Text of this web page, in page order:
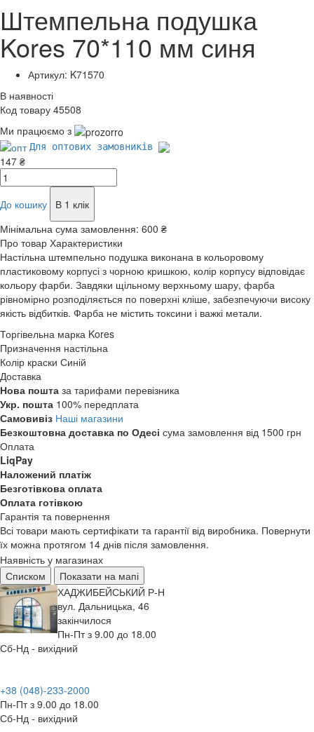
Штемпельна подушка
Kores 70*110 мм синя
Артикул: K71570
В наявності
Код товару 45508
Ми працюємо з
Для оптових замовників
147 ₴
До кошику
В 1 клік
Мінімальна сума замовлення: 600 ₴
Про товар Характеристики
Настільна штемпельно подушка виконана в кольоровому
пластиковому корпусі з чорною кришкою, колір корпусу відповідає
кольору фарби. Завдяки щільному верхньому шару, фарба
рівномірно розподіляється по поверхні кліше, забезпечуючи високу
якість відбитків. Фарба не містить токсини і важкі метали.
Торгівельна марка Kores
Призначення настільна
Колір краски Синій
Доставка
Нова пошта за тарифами перевізника
Укр. пошта 100% передплата
Самовивіз Наші магазини
Безкоштовна доставка по Одесі сума замовлення від 1500 грн
Оплата
LiqPay
Наложений платіж
Безготівкова оплата
Оплата готівкою
Гарантія та повернення
Всі товари мають сертифікати та гарантії від виробника. Повернути
їх можна протягом 14 днів після замовлення.
Наявність у магазинах
Списком
Показати на мапі
ХАДЖИБЕЙСЬКИЙ Р-Н
вул. Дальницька, 46
закінчилося
Пн-Пт з 9.00 до 18.00
Сб-Нд - вихідний
+38 (048)-233-2000
Пн-Пт з 9.00 до 18.00
Сб-Нд - вихідний